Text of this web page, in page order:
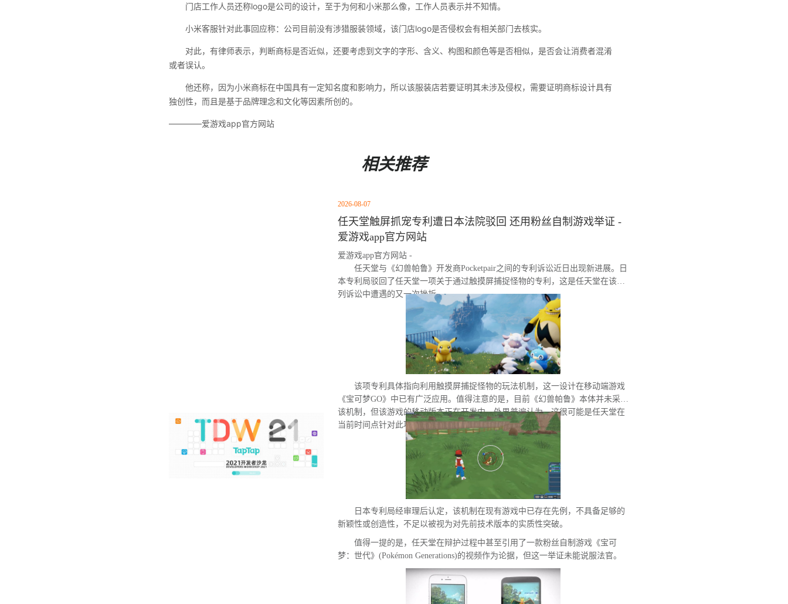
门店工作人员还称logo是公司的设计，至于为何和小米那么像，工作人员表示并不知情。
小米客服针对此事回应称：公司目前没有涉猎服装领域，该门店logo是否侵权会有相关部门去核实。
对此，有律师表示，判断商标是否近似，还要考虑到文字的字形、含义、构图和颜色等是否相似，是否会让消费者混淆
或者误认。
他还称，因为小米商标在中国具有一定知名度和影响力，所以该服装店若要证明其未涉及侵权，需要证明商标设计具有
独创性，而且是基于品牌理念和文化等因素所创的。
————爱游戏app官方网站
相关推荐
2026-08-07
任天堂触屏抓宠专利遭日本法院驳回 还用粉丝自制游戏举证 -
爱游戏app官方网站
爱游戏app官方网站 -
任天堂与《幻兽帕鲁》开发商Pocketpair之间的专利诉讼近日出现新进展。日
本专利局驳回了任天堂一项关于通过触摸屏捕捉怪物的专利，这是任天堂在该系
列诉讼中遭遇的又一次挫折。
该项专利具体指向利用触摸屏捕捉怪物的玩法机制，这一设计在移动端游戏
《宝可梦GO》中已有广泛应用。值得注意的是，目前《幻兽帕鲁》本体并未采用
该机制，但该游戏的移动版本正在开发中。外界普遍认为，这很可能是任天堂在
当前时间点针对此项专利发起诉讼的直接原因。
日本专利局经审理后认定，该机制在现有游戏中已存在先例，不具备足够的
新颖性或创造性，不足以被视为对先前技术版本的实质性突破。
值得一提的是，任天堂在辩护过程中甚至引用了一款粉丝自制游戏《宝可
梦：世代》(Pokémon Generations)的视频作为论据，但这一举证未能说服法官。